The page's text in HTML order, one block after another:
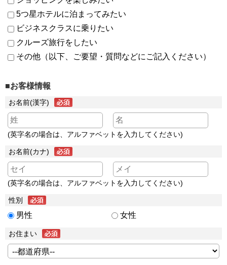
5つ星ホテルに泊まってみたい
ビジネスクラスに乗りたい
クルーズ旅行をしたい
その他（以下、ご要望・質問などにご記入ください）
■お客様情報
お名前(漢字)
(英字名の場合は、アルファベットを入力してください)
お名前(カナ)
(英字名の場合は、アルファベットを入力してください)
性別
男性 女性
お住まい